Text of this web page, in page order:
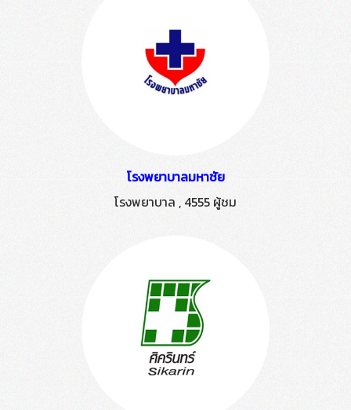
โรงพยาบาลมหาชัย
โรงพยาบาล , 4555 ผู้ชม